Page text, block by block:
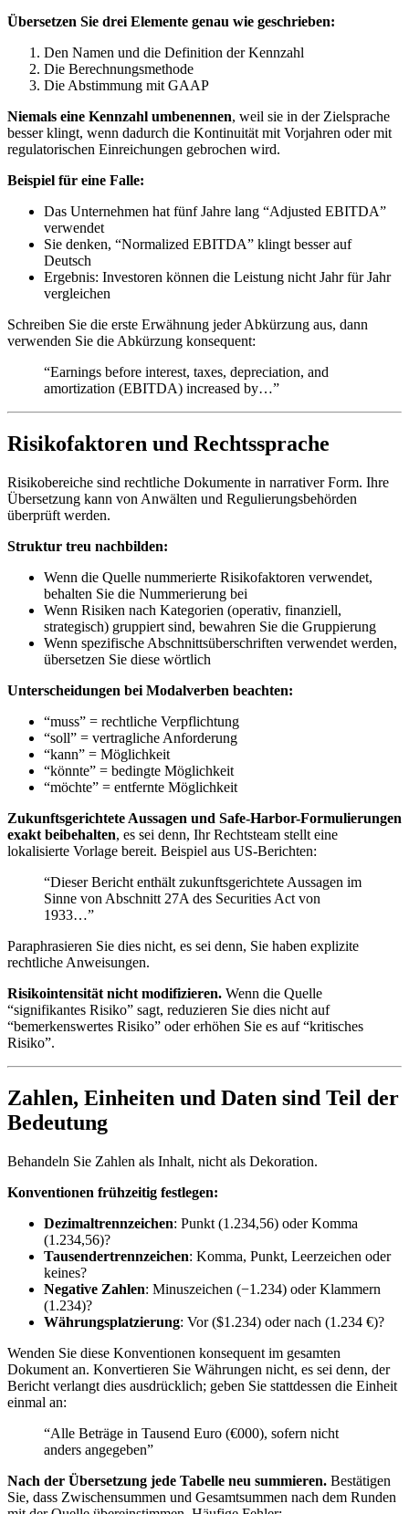
Übersetzen Sie drei Elemente genau wie geschrieben:
Den Namen und die Definition der Kennzahl
Die Berechnungsmethode
Die Abstimmung mit GAAP
Niemals eine Kennzahl umbenennen, weil sie in der Zielsprache
besser klingt, wenn dadurch die Kontinuität mit Vorjahren oder mit
regulatorischen Einreichungen gebrochen wird.
Beispiel für eine Falle:
Das Unternehmen hat fünf Jahre lang “Adjusted EBITDA”
verwendet
Sie denken, “Normalized EBITDA” klingt besser auf
Deutsch
Ergebnis: Investoren können die Leistung nicht Jahr für Jahr
vergleichen
Schreiben Sie die erste Erwähnung jeder Abkürzung aus, dann
verwenden Sie die Abkürzung konsequent:
“Earnings before interest, taxes, depreciation, and
amortization (EBITDA) increased by…”
Risikofaktoren und Rechtssprache
Risikobereiche sind rechtliche Dokumente in narrativer Form. Ihre
Übersetzung kann von Anwälten und Regulierungsbehörden
überprüft werden.
Struktur treu nachbilden:
Wenn die Quelle nummerierte Risikofaktoren verwendet,
behalten Sie die Nummerierung bei
Wenn Risiken nach Kategorien (operativ, finanziell,
strategisch) gruppiert sind, bewahren Sie die Gruppierung
Wenn spezifische Abschnittsüberschriften verwendet werden,
übersetzen Sie diese wörtlich
Unterscheidungen bei Modalverben beachten:
“muss” = rechtliche Verpflichtung
“soll” = vertragliche Anforderung
“kann” = Möglichkeit
“könnte” = bedingte Möglichkeit
“möchte” = entfernte Möglichkeit
Zukunftsgerichtete Aussagen und Safe-Harbor-Formulierungen
exakt beibehalten, es sei denn, Ihr Rechtsteam stellt eine
lokalisierte Vorlage bereit. Beispiel aus US-Berichten:
“Dieser Bericht enthält zukunftsgerichtete Aussagen im
Sinne von Abschnitt 27A des Securities Act von
1933…”
Paraphrasieren Sie dies nicht, es sei denn, Sie haben explizite
rechtliche Anweisungen.
Risikointensität nicht modifizieren. Wenn die Quelle
“signifikantes Risiko” sagt, reduzieren Sie dies nicht auf
“bemerkenswertes Risiko” oder erhöhen Sie es auf “kritisches
Risiko”.
Zahlen, Einheiten und Daten sind Teil der
Bedeutung
Behandeln Sie Zahlen als Inhalt, nicht als Dekoration.
Konventionen frühzeitig festlegen:
Dezimaltrennzeichen: Punkt (1.234,56) oder Komma
(1.234,56)?
Tausendertrennzeichen: Komma, Punkt, Leerzeichen oder
keines?
Negative Zahlen: Minuszeichen (−1.234) oder Klammern
(1.234)?
Währungsplatzierung: Vor ($1.234) oder nach (1.234 €)?
Wenden Sie diese Konventionen konsequent im gesamten
Dokument an. Konvertieren Sie Währungen nicht, es sei denn, der
Bericht verlangt dies ausdrücklich; geben Sie stattdessen die Einheit
einmal an:
“Alle Beträge in Tausend Euro (€000), sofern nicht
anders angegeben”
Nach der Übersetzung jede Tabelle neu summieren. Bestätigen
Sie, dass Zwischensummen und Gesamtsummen nach dem Runden